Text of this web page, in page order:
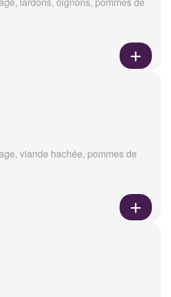
viande hachée, pommes de